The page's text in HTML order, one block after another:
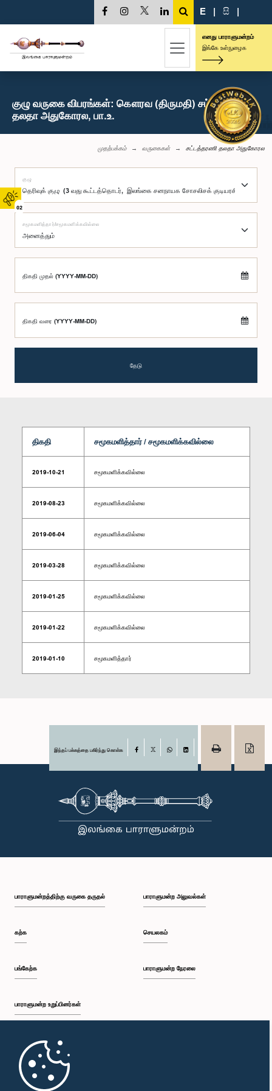
02
E | සි |
எனது பாராளுமன்றம்
இங்கே உள்நுழைக
குழு வருகை விபரங்கள்: கௌரவ (திருமதி) சட்டத்தரணி
தலதா அதுகோரல, பா.உ.
முதற்பக்கம் வருகைகள் சட்டத்தரணி தலதா அதுகோரல
குழு
சமூகமளித்தார்/சமூகமளிக்கவில்லை
திகதி முதல் (YYYY-MM-DD)
திகதி வரை (YYYY-MM-DD)
தேடு
திகதி சமூகமளித்தார் / சமூகமளிக்கவில்லை
2019-10-21 சமூகமளிக்கவில்லை
2019-08-23 சமூகமளிக்கவில்லை
2019-06-04 சமூகமளிக்கவில்லை
2019-03-28 சமூகமளிக்கவில்லை
2019-01-25 சமூகமளிக்கவில்லை
2019-01-22 சமூகமளிக்கவில்லை
2019-01-10 சமூகமளித்தார்
இந்தப் பக்கத்தை பகிர்ந்து கொள்க Facebook
பாராளுமன்றத்திற்கு வருகை தருதல்
கற்க
பங்கேற்க
பாராளுமன்ற உறுப்பினர்கள்
முதற்பக்கம்
பாராளுமன்ற அலுவல்கள்
செயலகம்
பாராளுமன்ற நேரலை